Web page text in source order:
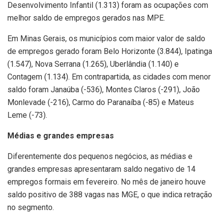
Desenvolvimento Infantil (1.313) foram as ocupações com
melhor saldo de empregos gerados nas MPE.
Em Minas Gerais, os municípios com maior valor de saldo
de empregos gerado foram Belo Horizonte (3.844), Ipatinga
(1.547), Nova Serrana (1.265), Uberlândia (1.140) e
Contagem (1.134). Em contrapartida, as cidades com menor
saldo foram Janaúba (-536), Montes Claros (-291), João
Monlevade (-216), Carmo do Paranaíba (-85) e Mateus
Leme (-73).
Médias e grandes empresas
Diferentemente dos pequenos negócios, as médias e
grandes empresas apresentaram saldo negativo de 14
empregos formais em fevereiro. No mês de janeiro houve
saldo positivo de 388 vagas nas MGE, o que indica retração
no segmento.